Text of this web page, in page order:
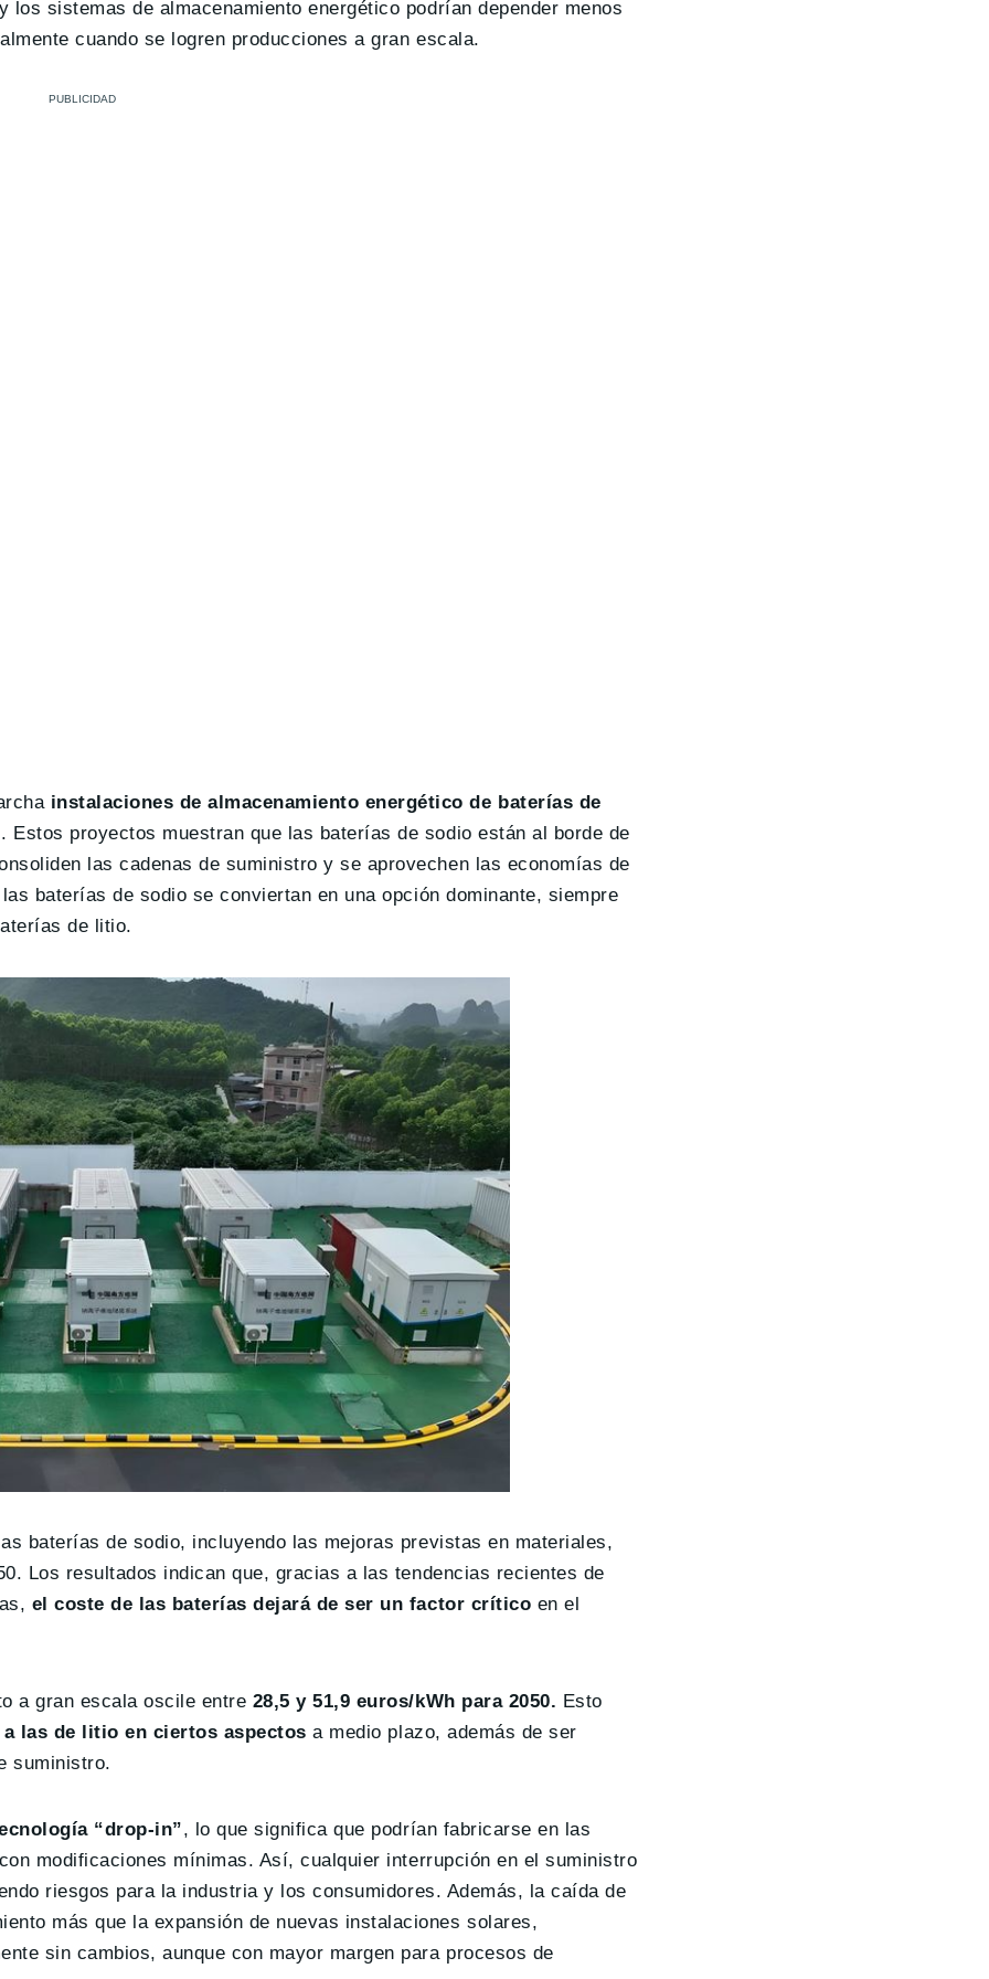
sistemas de almacenamiento energético podrían depender menos
cuando se logren producciones a gran escala.
instalaciones de almacenamiento energético de baterías de
Estos proyectos muestran que las baterías de sodio están al borde de
las cadenas de suministro y se aprovechen las economías de
baterías de sodio se conviertan en una opción dominante, siempre
de litio.
baterías de sodio, incluyendo las mejoras previstas en materiales,
Los resultados indican que, gracias a las tendencias recientes de
el coste de las baterías dejará de ser un factor crítico en el
a gran escala oscile entre 28,5 y 51,9 euros/kWh para 2050. Esto
las de litio en ciertos aspectos a medio plazo, además de ser
suministro.
“drop-in”, lo que significa que podrían fabricarse en las
modificaciones mínimas. Así, cualquier interrupción en el suministro
riesgos para la industria y los consumidores. Además, la caída de
más que la expansión de nuevas instalaciones solares,
sin cambios, aunque con mayor margen para procesos de